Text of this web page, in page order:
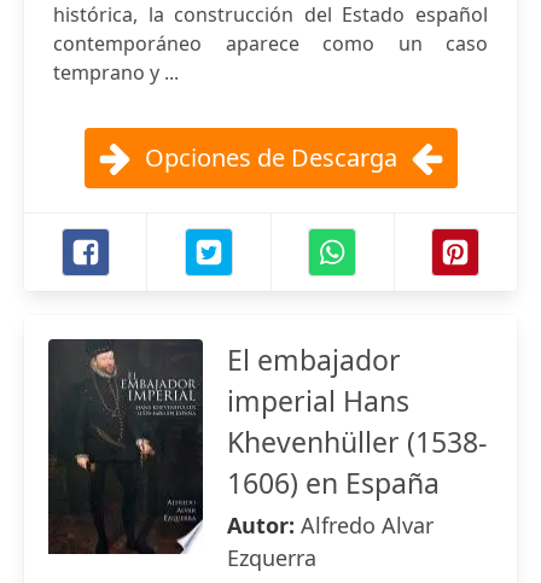
histórica, la construcción del Estado español
contemporáneo aparece como un caso
temprano y ...
Opciones de Descarga
El embajador
imperial Hans
Khevenhüller (1538-
1606) en España
Autor: Alfredo Alvar
Ezquerra